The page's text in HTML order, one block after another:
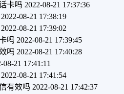
卡吗 2022-08-21 17:37:36
2022-08-21 17:38:19
2022-08-21 17:39:02
吗 2022-08-21 17:39:45
吗 2022-08-21 17:40:28
08-21 17:41:11
2022-08-21 17:41:54
有效吗 2022-08-21 17:42:37